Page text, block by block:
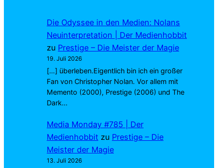
Die Odyssee in den Medien: Nolans
Neuinterpretation | Der Medienhobbit
zu Prestige – Die Meister der Magie
19. Juli 2026
[…] überleben.Eigentlich bin ich ein großer
Fan von Christopher Nolan. Vor allem mit
Memento (2000), Prestige (2006) und The
Dark…
Media Monday #785 | Der
Medienhobbit zu Prestige – Die
Meister der Magie
13. Juli 2026